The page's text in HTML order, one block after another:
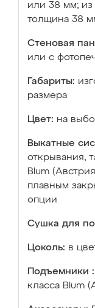
или 38 мм; из
толщина 38
Стеновая
или с
Габариты:
размера
Цвет: на
Выкатные
открывания,
Blum
плавным
опции
Сушка для
Цоколь: в
Подъемники :
класса Blum